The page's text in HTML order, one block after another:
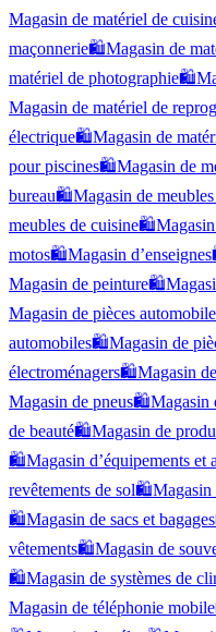
Magasin de matériel de
maçonnerie🛍️Magasin de
matériel de photographie🛍️
Magasin de matériel de
électrique🛍️Magasin de
pour piscines🛍️Magasin de
bureau🛍️Magasin de
meubles de cuisine🛍️
motos🛍️Magasin d’enseignes
Magasin de peinture🛍️
Magasin de pièces
automobiles🛍️Magasin de
électroménagers🛍️Magasin
Magasin de pneus🛍️Magasin
de beauté🛍️Magasin de
🛍️Magasin d’équipements et
revêtements de sol🛍️Magasin
🛍️Magasin de sacs et bagages
vêtements🛍️Magasin de
🛍️Magasin de systèmes de
Magasin de téléphonie mobile